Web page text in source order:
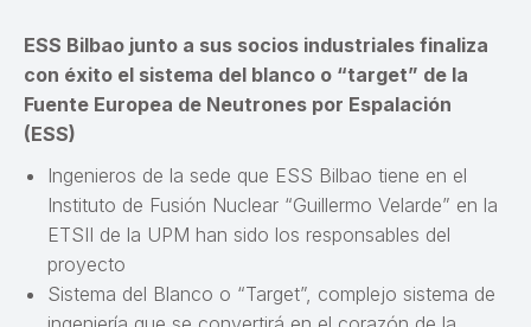
ESS Bilbao junto a sus socios industriales finaliza
con éxito el sistema del blanco o “target” de la
Fuente Europea de Neutrones por Espalación
(ESS)
Ingenieros de la sede que ESS Bilbao tiene en el
Instituto de Fusión Nuclear “Guillermo Velarde” en la
ETSII de la UPM han sido los responsables del
proyecto
Sistema del Blanco o “Target”, complejo sistema de